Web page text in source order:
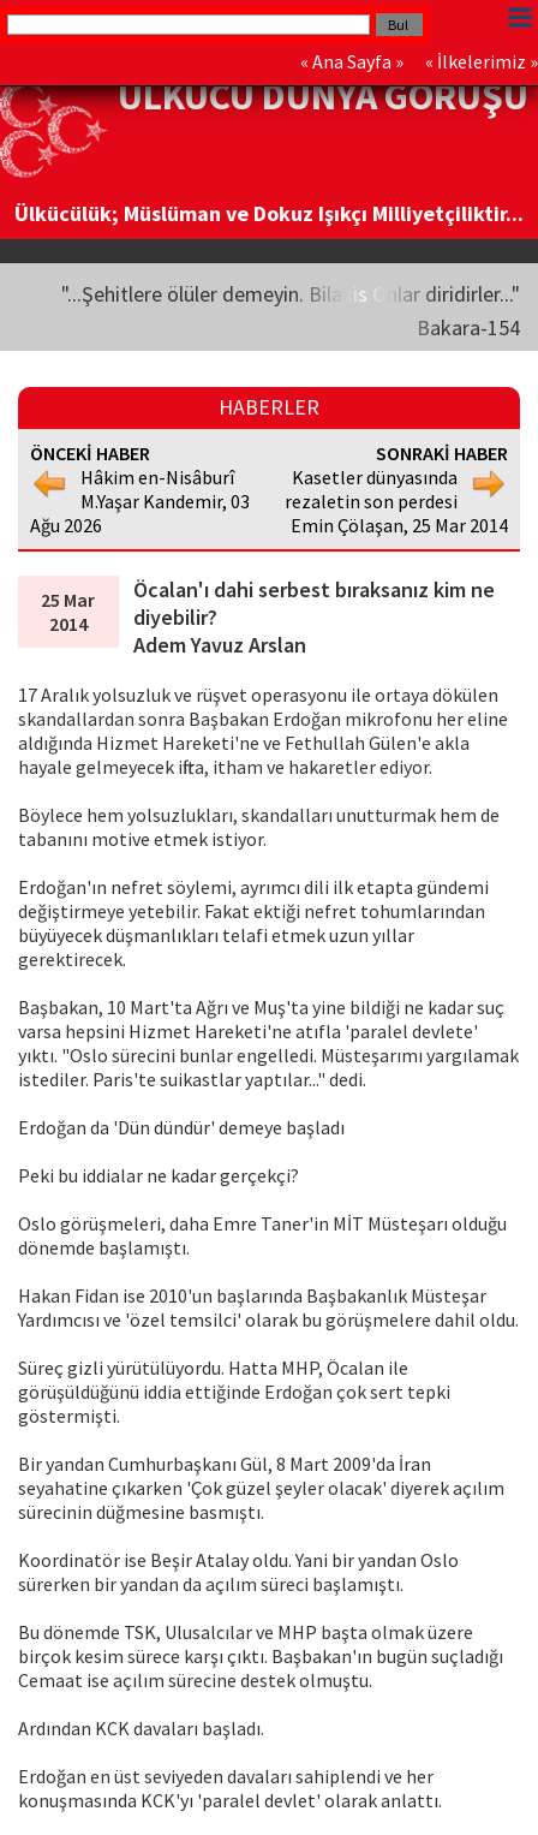
« Ana Sayfa » « İlkelerimiz »
ÜLKÜCÜ DÜNYA GÖRÜŞÜ
Ülkücülük; Müslüman ve Dokuz Işıkçı Milliyetçiliktir...
"...Şehitlere ölüler demeyin. Bilakis Onlar diridirler..."
Bakara-154
HABERLER
ÖNCEKİ HABER
Hâkim en-Nisâburî
M.Yaşar Kandemir, 03
Ağu 2026
SONRAKİ HABER
Kasetler dünyasında
rezaletin son perdesi
Emin Çölaşan, 25 Mar 2014
25 Mar
2014
Öcalan'ı dahi serbest bıraksanız kim ne
diyebilir?
Adem Yavuz Arslan
17 Aralık yolsuzluk ve rüşvet operasyonu ile ortaya dökülen
skandallardan sonra Başbakan Erdoğan mikrofonu her eline
aldığında Hizmet Hareketi'ne ve Fethullah Gülen'e akla
hayale gelmeyecek iftira, itham ve hakaretler ediyor.
Böylece hem yolsuzlukları, skandalları unutturmak hem de
tabanını motive etmek istiyor.
Erdoğan'ın nefret söylemi, ayrımcı dili ilk etapta gündemi
değiştirmeye yetebilir. Fakat ektiği nefret tohumlarından
büyüyecek düşmanlıkları telafi etmek uzun yıllar
gerektirecek.
Başbakan, 10 Mart'ta Ağrı ve Muş'ta yine bildiği ne kadar suç
varsa hepsini Hizmet Hareketi'ne atıfla 'paralel devlete'
yıktı. "Oslo sürecini bunlar engelledi. Müsteşarımı yargılamak
istediler. Paris'te suikastlar yaptılar..." dedi.
Erdoğan da 'Dün dündür' demeye başladı
Peki bu iddialar ne kadar gerçekçi?
Oslo görüşmeleri, daha Emre Taner'in MİT Müsteşarı olduğu
dönemde başlamıştı.
Hakan Fidan ise 2010'un başlarında Başbakanlık Müsteşar
Yardımcısı ve 'özel temsilci' olarak bu görüşmelere dahil oldu.
Süreç gizli yürütülüyordu. Hatta MHP, Öcalan ile
görüşüldüğünü iddia ettiğinde Erdoğan çok sert tepki
göstermişti.
Bir yandan Cumhurbaşkanı Gül, 8 Mart 2009'da İran
seyahatine çıkarken 'Çok güzel şeyler olacak' diyerek açılım
sürecinin düğmesine basmıştı.
Koordinatör ise Beşir Atalay oldu. Yani bir yandan Oslo
sürerken bir yandan da açılım süreci başlamıştı.
Bu dönemde TSK, Ulusalcılar ve MHP başta olmak üzere
birçok kesim sürece karşı çıktı. Başbakan'ın bugün suçladığı
Cemaat ise açılım sürecine destek olmuştu.
Ardından KCK davaları başladı.
Erdoğan en üst seviyeden davaları sahiplendi ve her
konuşmasında KCK'yı 'paralel devlet' olarak anlattı.